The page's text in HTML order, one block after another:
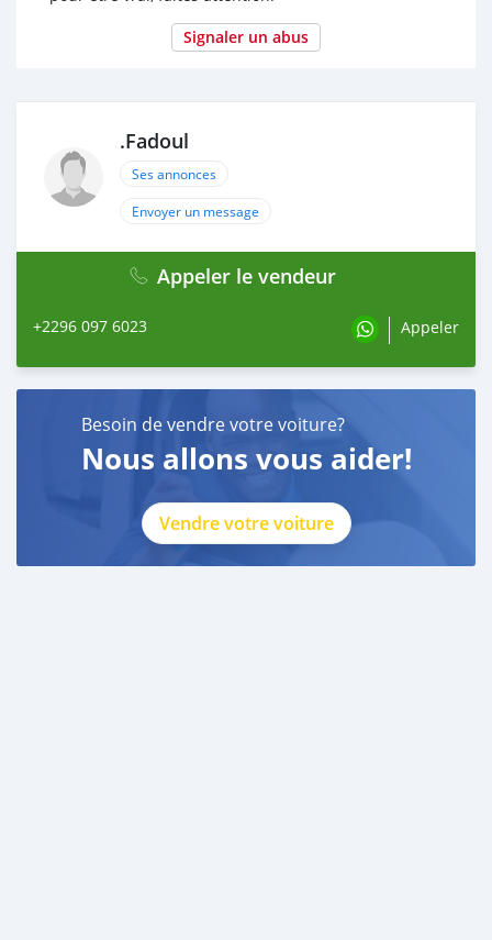
Signaler un abus
.Fadoul
Ses annonces
Envoyer un message
Appeler le vendeur
+2296 097 6023 Appeler
Besoin de vendre votre voiture?
Nous allons vous aider!
Vendre votre voiture